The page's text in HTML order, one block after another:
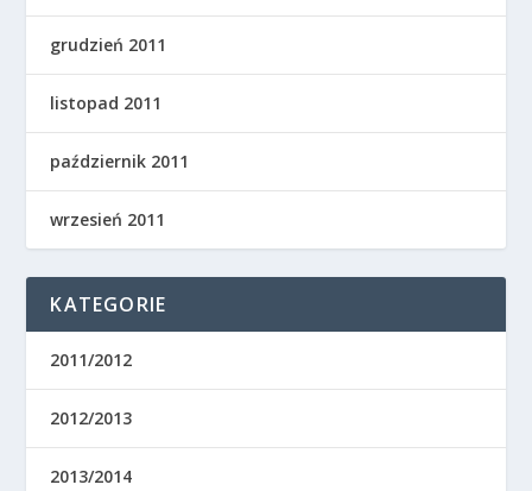
grudzień 2011
listopad 2011
październik 2011
wrzesień 2011
KATEGORIE
2011/2012
2012/2013
2013/2014